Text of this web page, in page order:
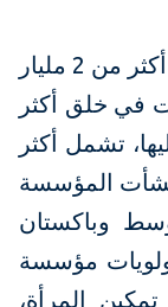
واستثمرت مؤسسة التمويل الدولية أكثر من 2 مليار
في خلق أكثر
تشمل أكثر
أنشأت المؤسسة
وباكستان
مؤسسة
المرأة،